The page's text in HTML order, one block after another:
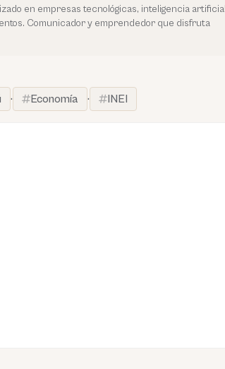
en empresas tecnológicas, inteligencia artificial
Comunicador y emprendedor que disfruta
· Economía · INEI